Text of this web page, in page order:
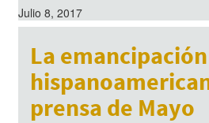
Julio 8, 2017
La emancipación
prensa de Mayo